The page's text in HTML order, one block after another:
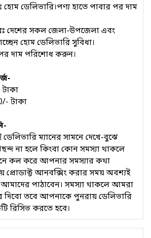
হোম ডেলিভারি।পণ্য হাতে পাবার পর দাম
দেশের সকল জেলা-উপজেলা এবং
হোম ডেলিভারি সুবিধা।
দাম পরিশোধ করুন।
টাকা
ডেলিভারি ম্যানের সামনে দেখে-বুঝে
না হলে কিংবা কোন সমস্যা থাকলে
কল করে আপনার সমস্যার কথা
প্রোডাক্ট আনবক্সিং করার সময় অবশ্যই
পাঠাবেন। সমস্যা থাকলে আমরা
দিবো তবে আপনাকে পুনরায় ডেলিভারি
রিসিভ করতে হবে।